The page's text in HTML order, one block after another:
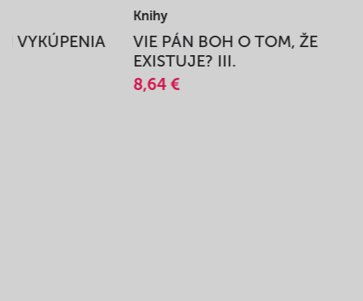
VYKÚPENIA
Knihy
VIE PÁN BOH O TOM, ŽE
EXISTUJE? III.
8,64 €